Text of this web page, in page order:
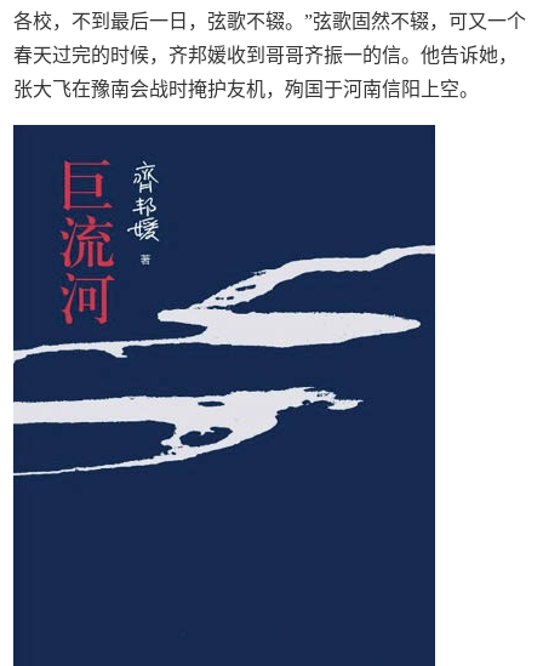
各校，不到最后一日，弦歌不辍。”弦歌固然不辍，可又一个
春天过完的时候，齐邦媛收到哥哥齐振一的信。他告诉她，
张大飞在豫南会战时掩护友机，殉国于河南信阳上空。